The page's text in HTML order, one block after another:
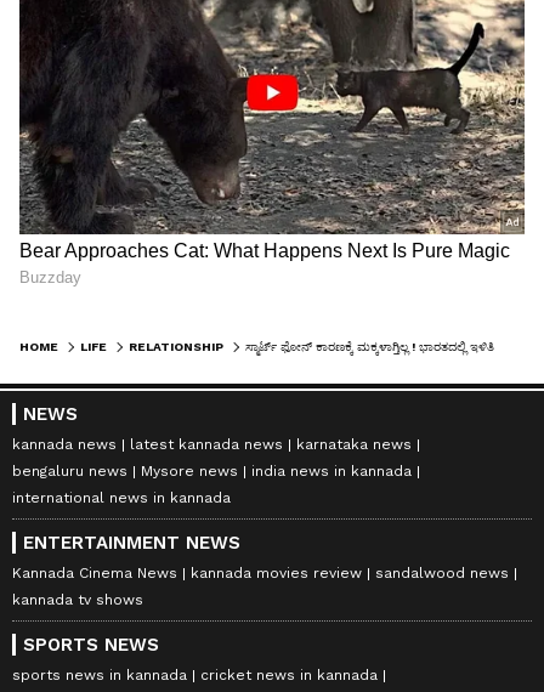
HOME LIFE RELATIONSHIP
NEWS
kannada news latest kannada news
karnataka news
bengaluru news
Mysore news
india news in kannada
international news in kannada
ENTERTAINMENT NEWS
Kannada Cinema News kannada movies review
sandalwood news
kannada tv shows
SPORTS NEWS
sports news in kannada
cricket news in kannada